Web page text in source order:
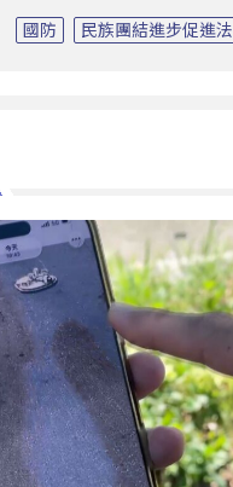
國防 民族團結進步促進法